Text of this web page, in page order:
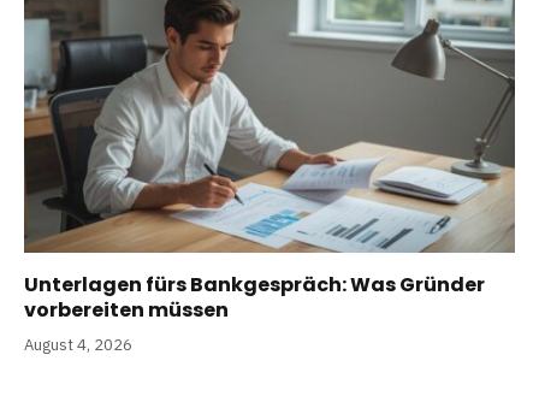
Unterlagen fürs Bankgespräch: Was Gründer
vorbereiten müssen
August 4, 2026